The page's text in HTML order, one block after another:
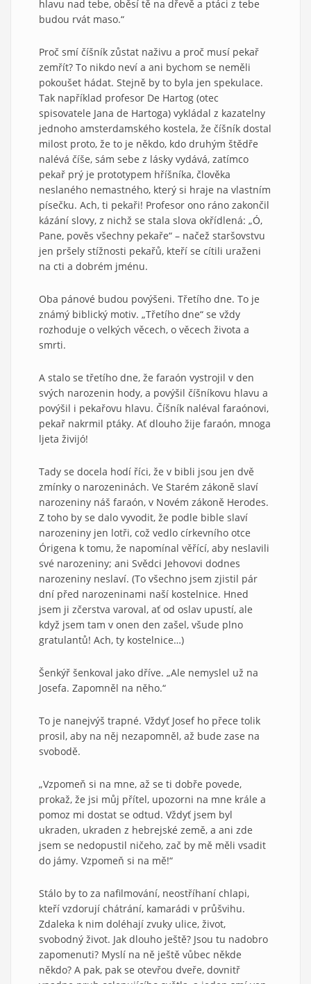
hlavu nad tebe, oběsí tě na dřevě a ptáci z tebe
budou rvát maso.“
Proč smí číšník zůstat naživu a proč musí pekař
zemřít? To nikdo neví a ani bychom se neměli
pokoušet hádat. Stejně by to byla jen spekulace.
Tak například profesor De Hartog (otec
spisovatele Jana de Hartoga) vykládal z kazatelny
jednoho amsterdamského kostela, že číšník dostal
milost proto, že to je někdo, kdo druhým štědře
nalévá číše, sám sebe z lásky vydává, zatímco
pekař prý je prototypem hříšníka, člověka
neslaného nemastného, který si hraje na vlastním
písečku. Ach, ti pekaři! Profesor ono ráno zakončil
kázání slovy, z nichž se stala slova okřídlená: „Ó,
Pane, pověs všechny pekaře“ – načež staršovstvu
jen pršely stížnosti pekařů, kteří se cítili uraženi
na cti a dobrém jménu.
Oba pánové budou povýšeni. Třetího dne. To je
známý biblický motiv. „Třetího dne“ se vždy
rozhoduje o velkých věcech, o věcech života a
smrti.
A stalo se třetího dne, že faraón vystrojil v den
svých narozenin hody, a povýšil číšníkovu hlavu a
povýšil i pekařovu hlavu. Číšník naléval faraónovi,
pekař nakrmil ptáky. Ať dlouho žije faraón, mnoga
ljeta živijó!
Tady se docela hodí říci, že v bibli jsou jen dvě
zmínky o narozeninách. Ve Starém zákoně slaví
narozeniny náš faraón, v Novém zákoně Herodes.
Z toho by se dalo vyvodit, že podle bible slaví
narozeniny jen lotři, což vedlo církevního otce
Órigena k tomu, že napomínal věřící, aby neslavili
své narozeniny; ani Svědci Jehovovi dodnes
narozeniny neslaví. (To všechno jsem zjistil pár
dní před narozeninami naší kostelnice. Hned
jsem ji zčerstva varoval, ať od oslav upustí, ale
když jsem tam v onen den zašel, všude plno
gratulantů! Ach, ty kostelnice…)
Šenkýř šenkoval jako dříve. „Ale nemyslel už na
Josefa. Zapomněl na něho.“
To je nanejvýš trapné. Vždyť Josef ho přece tolik
prosil, aby na něj nezapomněl, až bude zase na
svobodě.
„Vzpomeň si na mne, až se ti dobře povede,
prokaž, že jsi můj přítel, upozorni na mne krále a
pomoz mi dostat se odtud. Vždyť jsem byl
ukraden, ukraden z hebrejské země, a ani zde
jsem se nedopustil ničeho, zač by mě měli vsadit
do jámy. Vzpomeň si na mě!“
Stálo by to za nafilmování, neostříhaní chlapi,
kteří vzdorují chátrání, kamarádi v průšvihu.
Zdaleka k nim doléhají zvuky ulice, život,
svobodný život. Jak dlouho ještě? Jsou tu nadobro
zapomenuti? Myslí na ně ještě vůbec někde
někdo? A pak, pak se otevřou dveře, dovnitř